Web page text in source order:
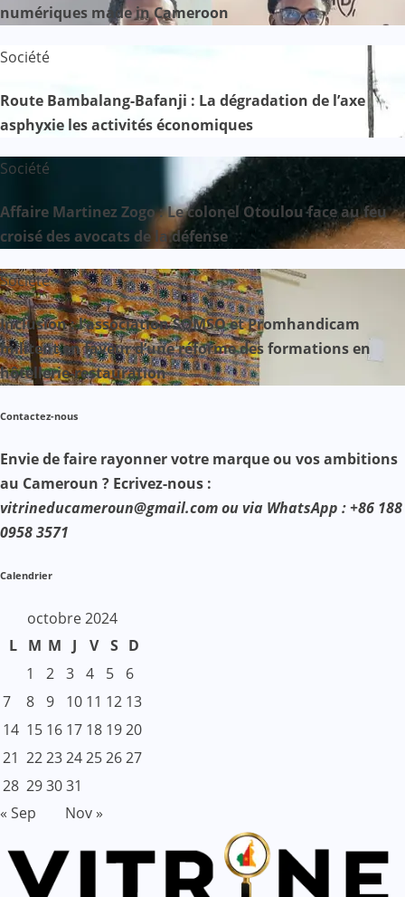
numériques made in Cameroon
Société
Route Bambalang-Bafanji : La dégradation de l’axe
asphyxie les activités économiques
Société
Affaire Martinez Zogo : Le colonel Otoulou face au feu
croisé des avocats de la défense
Société
Inclusion : l’association SOMSO et Promhandicam
militent en faveur d’une réforme des formations en
hôtellerie-restauration
Contactez-nous
Envie de faire rayonner votre marque ou vos ambitions
au Cameroun ? Ecrivez-nous :
vitrineducameroun@gmail.com ou via WhatsApp : +86 188
0958 3571
Calendrier
octobre 2024
L
M M J V S D
1
2 3 4 5
6
7
8 9 10 11 12 13
14 15 16 17 18 1920
21 222324252627
28 293031
« Sep
Nov »